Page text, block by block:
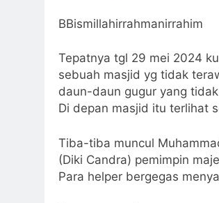
BBismillahirrahmanirrahim
Tepatnya tgl 29 mei 2024
sebuah masjid yg tidak
daun-daun gugur yang
Di depan masjid itu terlihat
Tiba-tiba muncul
(Diki Candra) pemimpin
Para helper bergegas